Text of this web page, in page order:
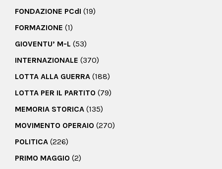
FONDAZIONE PCdI (19)
FORMAZIONE (1)
GIOVENTU’ M-L (53)
INTERNAZIONALE (370)
LOTTA ALLA GUERRA (188)
LOTTA PER IL PARTITO (79)
MEMORIA STORICA (135)
MOVIMENTO OPERAIO (270)
POLITICA (226)
PRIMO MAGGIO (2)